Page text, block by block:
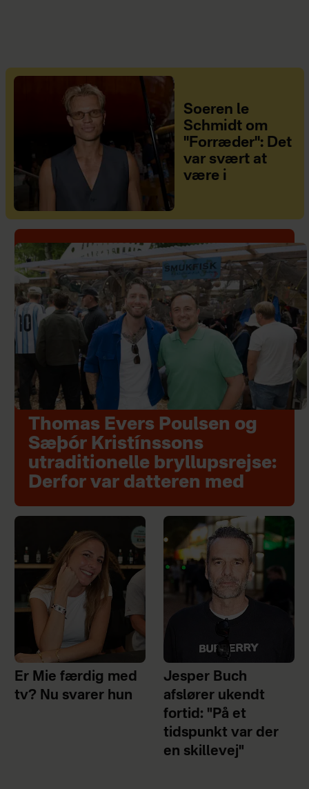
Soeren le
Schmidt om
"Forræder": Det
var svært at
være i
Thomas Evers Poulsen og
Sæþór Kristínssons
utraditionelle bryllupsrejse:
Derfor var datteren med
Er Mie færdig med
tv? Nu svarer hun
Jesper Buch
afslører ukendt
fortid: "På et
tidspunkt var der
en skillevej"